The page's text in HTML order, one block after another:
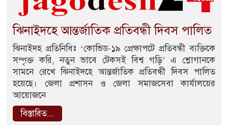
ঝিনাইদহে আন্তর্জাতিক প্রতিবন্ধী দিবস পালিত
ঝিনাইদহ প্রতিনিধিঃ ‘কোভিড-১৯ প্রেক্ষাপটে প্রতিবন্ধী ব্যক্তিকে
সম্পৃক্ত করি, নতুন ভাবে টেকসই বিশ্ব গড়ি’ এ শ্লোগানকে
সামনে রেখে ঝিনাইদহে আন্তর্জাতিক প্রতিবন্ধী দিবস পালিত
হয়েছে। জেলা প্রশাসন ও জেলা সমাজসেবা কার্যালয়ের
আয়োজনে
বিস্তারিত...